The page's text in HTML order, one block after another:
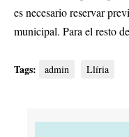
es necesario reservar
municipal. Para el resto
Tags: admin Llíria